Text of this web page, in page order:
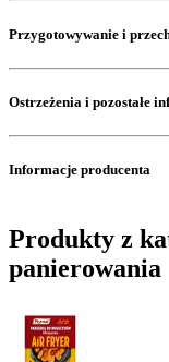
Przygotowywanie i
Ostrzeżenia i pozostałe
Informacje producenta
Produkty z
panierowania